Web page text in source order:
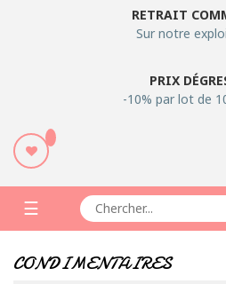
RETRAIT
Sur notre
PRIX
-10% par lot de
Basculer
navigation
☰
CONDIMENTAIRES